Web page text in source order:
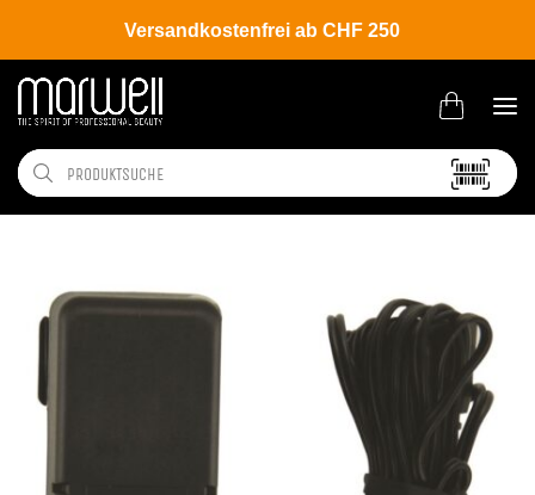
Versandkostenfrei ab CHF 250
Shop Brands Wahl